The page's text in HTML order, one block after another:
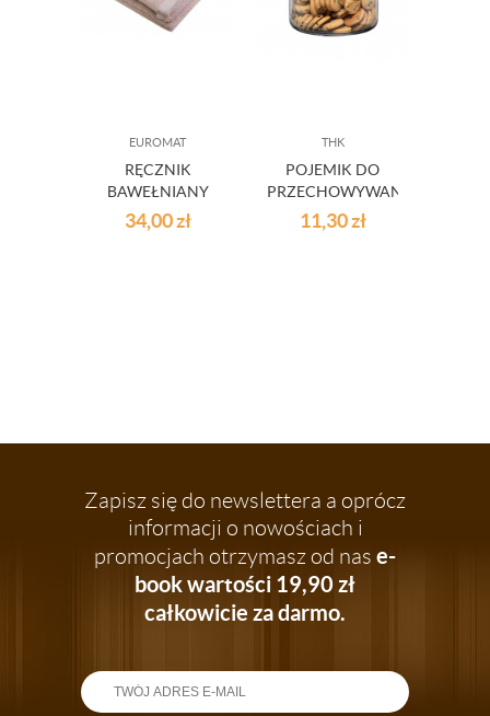
EUROMAT
RĘCZNIK
BAWEŁNIANY
ERYK BEŻOWY
34,00zł
THK
POJEMIK DO
PRZECHOWYWANIA
ŻYWNOŚCI
635ML
11,30zł
Zapisz się do newslettera a oprócz
informacji o nowościach i
promocjach otrzymasz od nas e-
book wartości 19,90 zł
całkowicie za darmo.